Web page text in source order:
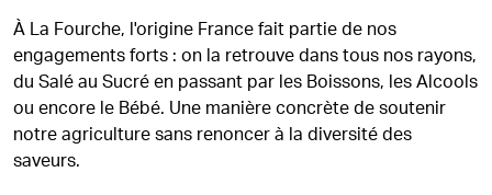
À La Fourche, l'origine France fait partie de nos
engagements forts : on la retrouve dans tous nos rayons,
du Salé au Sucré en passant par les Boissons, les Alcools
ou encore le Bébé. Une manière concrète de soutenir
notre agriculture sans renoncer à la diversité des
saveurs.